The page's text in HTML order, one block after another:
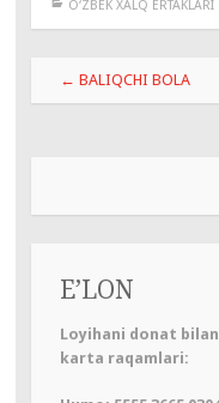
O‘ZBEK XALQ ERTAKLARI
Навигация
по
← BALIQCHI BOLA
E’LON
Loyihani donat
karta raqamlari: